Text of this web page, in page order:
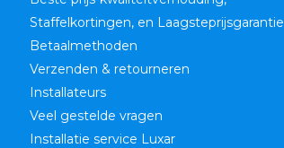
Staffelkortingen, en Laagsteprijsgarantie
Betaalmethoden
Verzenden & retourneren
Installateurs
Veel gestelde vragen
Installatie service Luxar